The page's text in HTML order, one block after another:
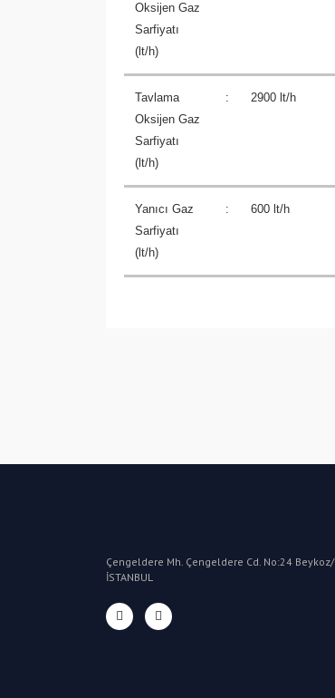
Oksijen Gaz
Sarfiyatı
(lt/h)
Tavlama
Oksijen Gaz
Sarfiyatı
(lt/h)
: 2900 lt/h
Yanıcı Gaz
Sarfiyatı
(lt/h)
: 600 lt/h
Çengeldere Mh. Çengeldere Cd. No:24 Beykoz/
İSTANBUL